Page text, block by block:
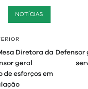
NOTÍCIAS
Diretora da
geral
de esforços em
Defensor